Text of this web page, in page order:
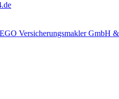
Versicherungsmakler GmbH &